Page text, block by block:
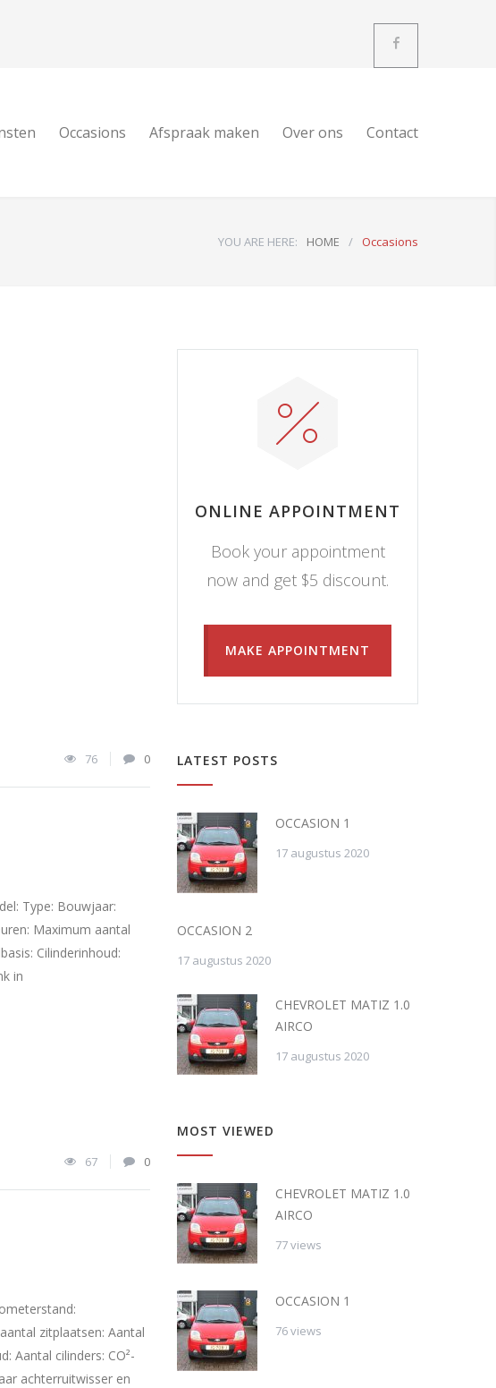
Occasions Afspraak maken Over ons Contact
YOU ARE HERE: HOME / Occasions
76 0
Type: Bouwjaar:
Maximum aantal
Cilinderinhoud:
in
67 0
zitplaatsen: Aantal
Aantal cilinders: CO²-
achterruitwisser en
ONLINE APPOINTMENT
Book your appointment
now and get $5 discount.
MAKE APPOINTMENT
LATEST POSTS
OCCASION 1
17 augustus 2020
OCCASION 2
17 augustus 2020
CHEVROLET MATIZ 1.0
AIRCO
17 augustus 2020
MOST VIEWED
CHEVROLET MATIZ 1.0
AIRCO
77 views
OCCASION 1
76 views